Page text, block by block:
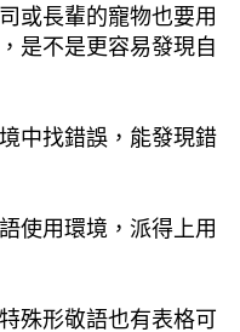
或長輩的寵物也要用
是不是更容易發現自
找錯誤，能發現錯
用環境，派得上用
形敬語也有表格可